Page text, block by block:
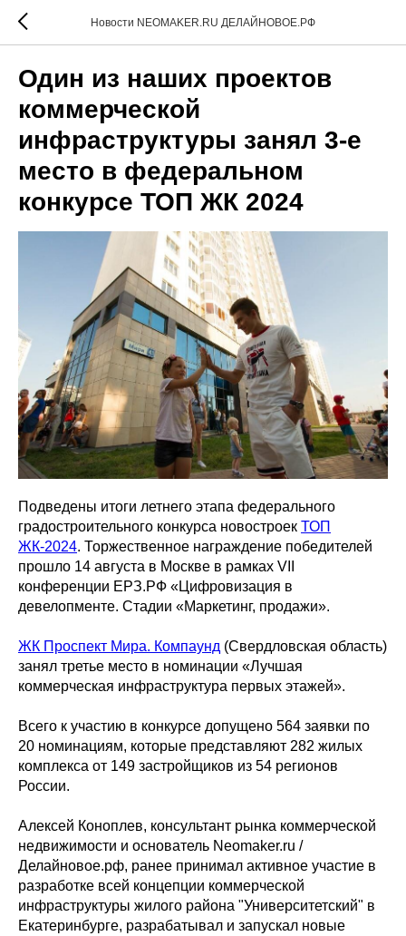
Новости NEOMAKER.RU ДЕЛАЙНОВОЕ.РФ
Один из наших проектов
коммерческой
инфраструктуры занял 3-е
место в федеральном
конкурсе ТОП ЖК 2024
Подведены итоги летнего этапа федерального
градостроительного конкурса новостроек ТОП
ЖК‑2024. Торжественное награждение победителей
прошло 14 августа в Москве в рамках VII
конференции ЕРЗ.РФ «Цифровизация в
девелопменте. Стадии «Маркетинг, продажи».
ЖК Проспект Мира. Компаунд (Свердловская область)
занял третье место в номинации «Лучшая
коммерческая инфраструктура первых этажей».
Всего к участию в конкурсе допущено 564 заявки по
20 номинациям, которые представляют 282 жилых
комплекса от 149 застройщиков из 54 регионов
России.
Алексей Коноплев, консультант рынка коммерческой
недвижимости и основатель Neomaker.ru /
Делайновое.рф, ранее принимал активное участие в
разработке всей концепции коммерческой
инфраструктуры жилого района "Университетский" в
Екатеринбурге, разрабатывал и запускал новые